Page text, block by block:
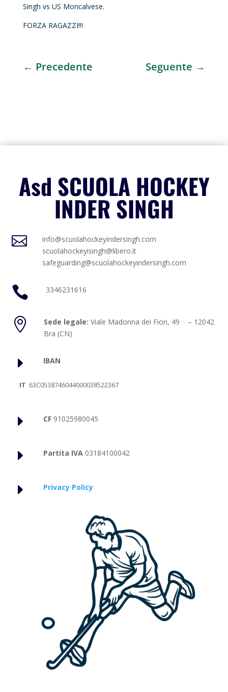
Singh vs US Moncalvese.
FORZA RAGAZZI!!!
← Precedente Seguente →
Asd SCUOLA HOCKEY
INDER SINGH

info@scuolahockeyindersingh.com
scuolahockeyisingh@libero.it
safeguarding@scuolahockeyindersingh.com
 3346231616
 Sede legale: Viale Madonna dei Fiori, 49 – 12042
Bra (CN)
E IBAN
IT 63C0538746044000038522367
E CF91025980045
E Partita IVA03184100042
E Privacy Policy